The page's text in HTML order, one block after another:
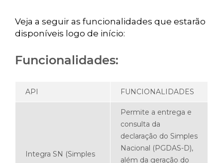
Veja a seguir as funcionalidades que estarão
disponíveis logo de início:
Funcionalidades:
API FUNCIONALIDADES
Integra SN (Simples
Permite a entrega e
consulta da
declaração do Simples
Nacional (PGDAS-D),
além da geração do